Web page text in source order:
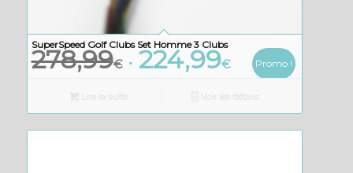
SuperSpeed Golf Clubs Set Homme 3 Clubs
278,99€ Le
prix
était :
278,99€.
224,99€Le
prix
est :
224,99€.
Promo !